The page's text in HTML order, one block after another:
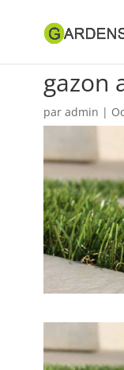
gazon
par admin |